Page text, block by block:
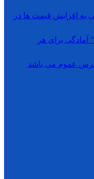
به افزایش قیمت ها در
برای هر
عموم می باشد